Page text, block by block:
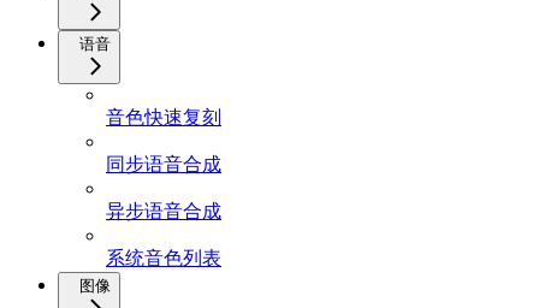
语音
音色快速复刻
同步语音合成
异步语音合成
系统音色列表
图像